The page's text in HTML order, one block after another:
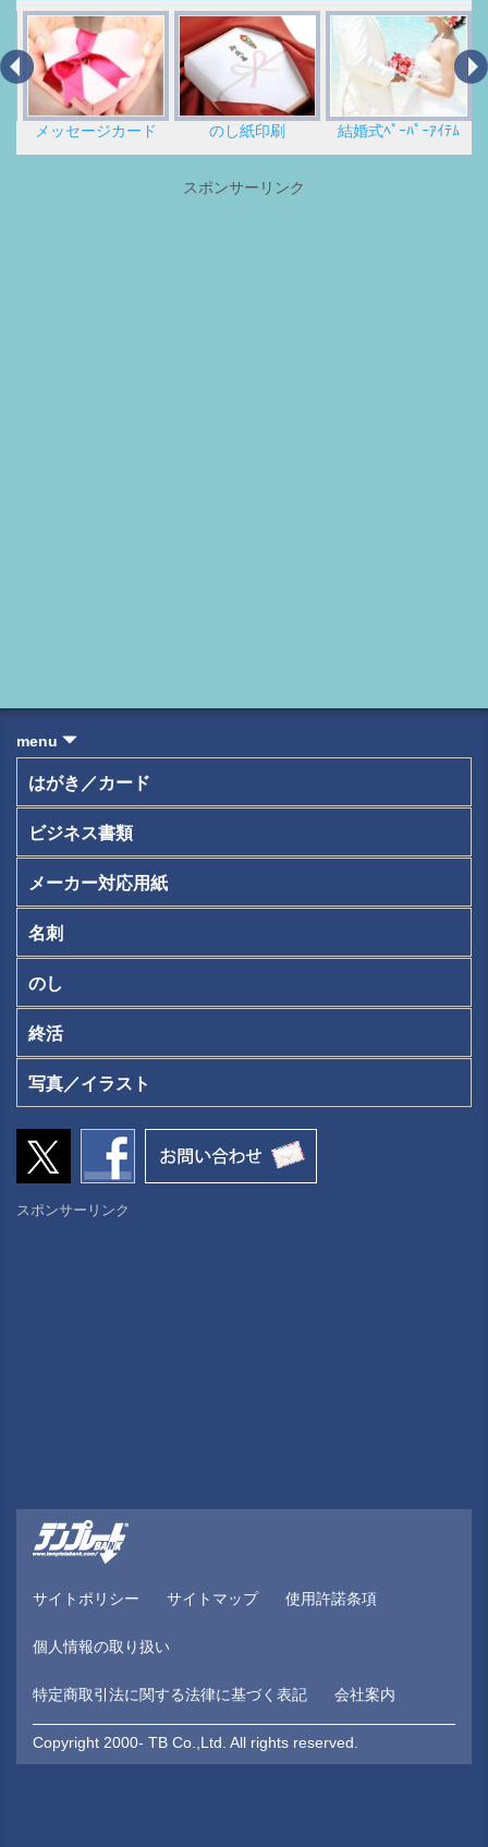
セージカード のし紙印刷 結婚式ﾍﾟｰﾊﾟｰｱｲﾃﾑ 無料
スポンサーリンク
menu
はがき／カード
ビジネス書類
メーカー対応用紙
名刺
のし
終活
写真／イラスト
スポンサーリンク
サイトポリシー サイトマップ 使用許諾条項
個人情報の取り扱い
特定商取引法に関する法律に基づく表記 会社案内
Copyright 2000- TB Co.,Ltd. All rights reserved.